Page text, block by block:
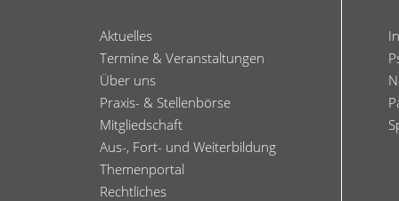
Aktuelles
Termine & Veranstaltungen
Über uns
Praxis- & Stellenbörse
Mitgliedschaft
Aus-, Fort- und Weiterbildung
Themenportal
Rechtliches